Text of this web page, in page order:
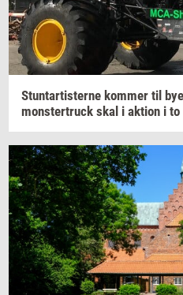
Stun­tar­ti­ster­ne kom­mer til
monster­truck skal i ak­tion i to